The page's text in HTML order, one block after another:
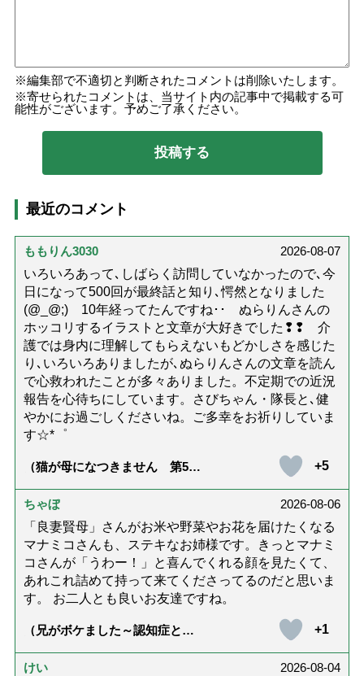
編集部で不適切と判断されたコメントは削除いたします。
寄せられたコメントは、当サイト内の記事中で掲載する可
能性がございます。予めご了承ください。
最近のコメント
ももりん3030
2026-08-07
いろいろあって､しばらく訪問していなかったので､今
日になって500回が最終話と知り､愕然となりました
(@_@;) 10年経ってたんですね･･ ぬらりんさんの
ホッコリするイラストと文章が大好きでした❢❢ 介
護では身内に理解してもらえないもどかしさを感じた
り､いろいろありましたが､ぬらりんさんの文章を読ん
で心救われたことが多々ありました。不定期での近況
報告を心待ちにしています。さびちゃん・隊長と､健
やかにお過ごしくださいね。ご多幸をお祈りしていま
す☆*゜
（猫が母になつきません 第500
+5
ちゃぼ
2026-08-06
「良妻賢母」さんがお米や野菜やお花を届けたくなる
マナミコさんも、ステキなお姉様です。きっとマナミ
コさんが「うわー！」と喜んでくれる顔を見たくて、
あれこれ詰めて持って来てくださってるのだと思いま
す。 お二人とも良いお友達ですね。
（兄がボケました～認知症と介
達』が届きました」）
+1
けい 2026-08-04